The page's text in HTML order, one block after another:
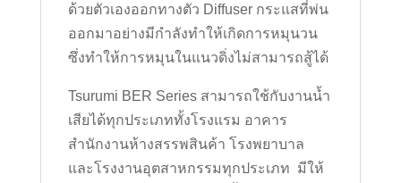
ด้วยตัวเองออกทางตัว Diffuser กระแสที่พ่น
ออกมาอย่างมีกำลังทำให้เกิดการหมุนวน
ซึ่งทำให้การหมุนในแนวดิ่งไม่สามารถสู้ได้
Tsurumi BER Series สามารถใช้กับงานน้ำ
เสียได้ทุกประเภททั้งโรงแรม อาคาร
สำนักงานห้างสรรพสินค้า โรงพยาบาล
และโรงงานอุตสาหกรรมทุกประเภท มีให้